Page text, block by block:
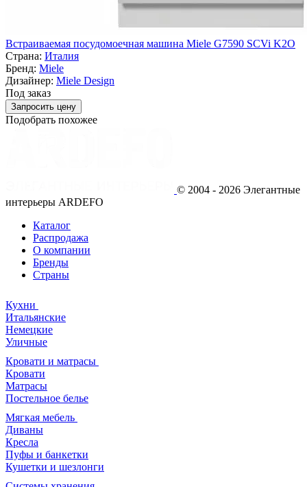
Встраиваемая посудомоечная машина Miele G7590 SCVi K2O
Страна: Италия
Бренд: Miele
Дизайнер: Miele Design
Под заказ
Запросить цену
Подобрать похожее
© 2004 - 2026 Элегантные
интерьеры ARDEFO
Каталог
Распродажа
О компании
Бренды
Страны
Кухни
Итальянские
Немецкие
Уличные
Кровати и матрасы
Кровати
Матрасы
Постельное белье
Мягкая мебель
Диваны
Кресла
Пуфы и банкетки
Кушетки и шезлонги